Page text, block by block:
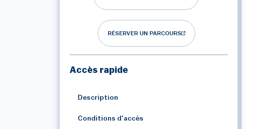
RÉSERVER UN PARCOURS
Accès rapide
Description
Conditions d'accès